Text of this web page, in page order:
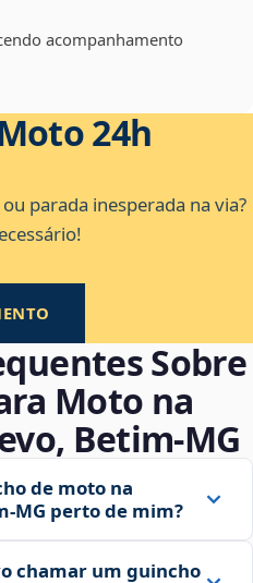
acompanhamento
24h
parada inesperada na via?
Sobre
Moto na
Betim‑MG
de moto na
perto de mim?
chamar um guincho